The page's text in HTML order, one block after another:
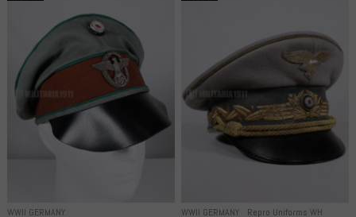
WWII GERMANY
WWII GERMANY Repro Uniforms WH